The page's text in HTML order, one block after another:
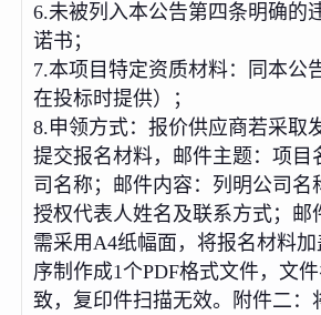
6.未被列入本公告第四条明确的
诺书；
7.本项目特定资质材料：同本公
在投标时提供）；
8.申领方式：报价供应商若采取
提交报名材料，邮件主题：项目
司名称；邮件内容：列明公司名
授权代表人姓名及联系方式；邮
需采用A4纸幅面，将报名材料
序制作成1个PDF格式文件，文
致，复印件扫描无效。附件二：